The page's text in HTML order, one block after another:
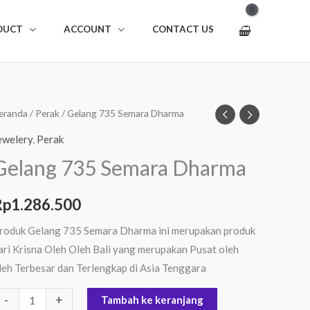
ACCOUNT CONTACT US
/ Perak/ Gelang 735 Semara Dharma
, Perak
735 Semara Dharma
1.286.500
Gelang 735 Semara Dharma ini merupakan produk
Krisna Oleh Oleh Bali yang merupakan Pusat oleh
Terbesar dan Terlengkap di Asia Tenggara
- + Tambah ke keranjang